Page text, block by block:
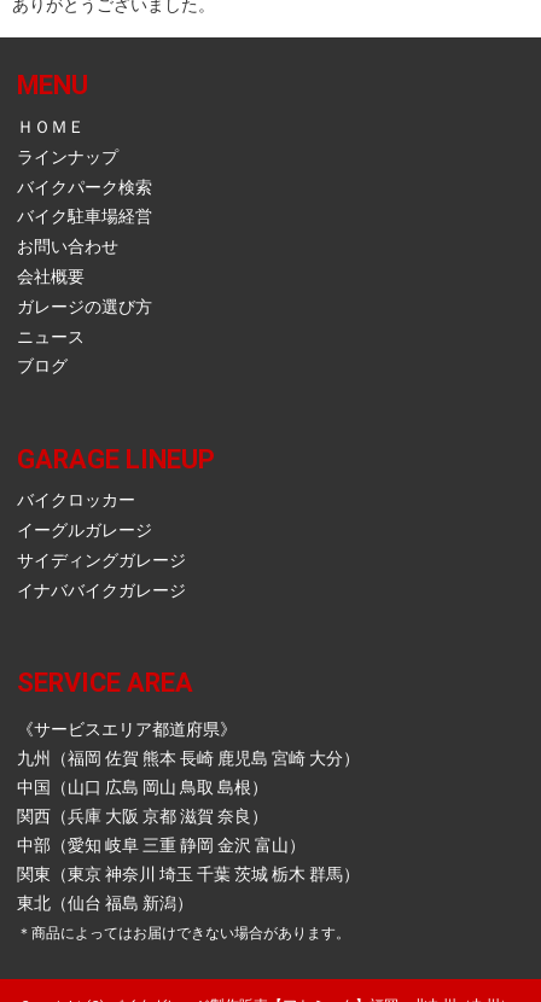
ありがとうございました。
MENU
ＨＯＭＥ
ラインナップ
バイクパーク検索
バイク駐車場経営
お問い合わせ
会社概要
ガレージの選び方
ニュース
ブログ
GARAGE LINEUP
バイクロッカー
イーグルガレージ
サイディングガレージ
イナババイクガレージ
SERVICE AREA
《サービスエリア都道府県》
九州（福岡 佐賀 熊本 長崎 鹿児島 宮崎 大分）
中国（山口 広島 岡山 鳥取 島根）
関西（兵庫 大阪 京都 滋賀 奈良）
中部（愛知 岐阜 三重 静岡 金沢 富山）
関東（東京 神奈川 埼玉 千葉 茨城 栃木 群馬）
東北（仙台 福島 新潟）
＊商品によってはお届けできない場合があります。